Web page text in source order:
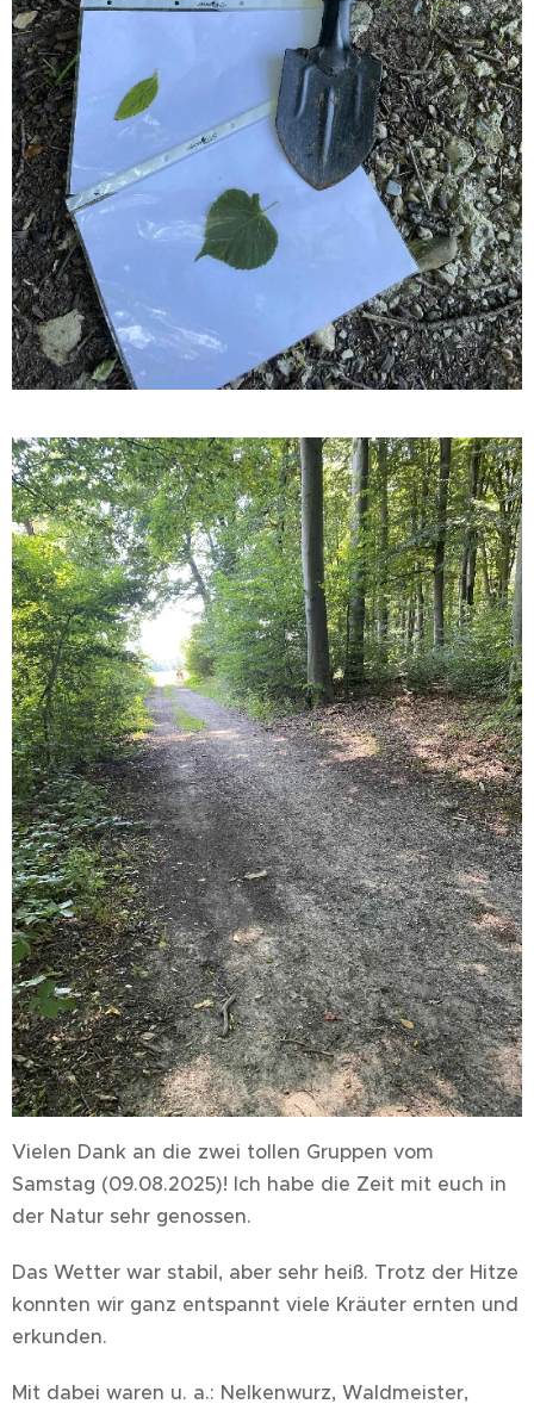
Vielen Dank an die zwei tollen Gruppen vom
Samstag (09.08.2025)! Ich habe die Zeit mit euch in
der Natur sehr genossen.
Das Wetter war stabil, aber sehr heiß. Trotz der Hitze
konnten wir ganz entspannt viele Kräuter ernten und
erkunden.
Mit dabei waren u. a.: Nelkenwurz, Waldmeister,